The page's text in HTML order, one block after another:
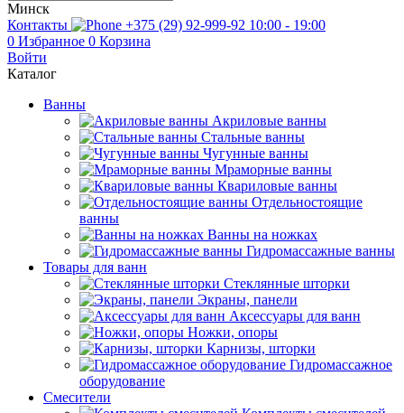
Минск
Контакты
+375 (29) 92-999-92 10:00 - 19:00
0 Избранное 0 Корзина
Войти
Каталог
Ванны
Акриловые ванны
Стальные ванны
Чугунные ванны
Мраморные ванны
Квариловые ванны
Отдельностоящие
ванны
Ванны на ножках
Гидромассажные ванны
Товары для ванн
Стеклянные шторки
Экраны, панели
Аксессуары для ванн
Ножки, опоры
Карнизы, шторки
Гидромассажное
оборудование
Смесители